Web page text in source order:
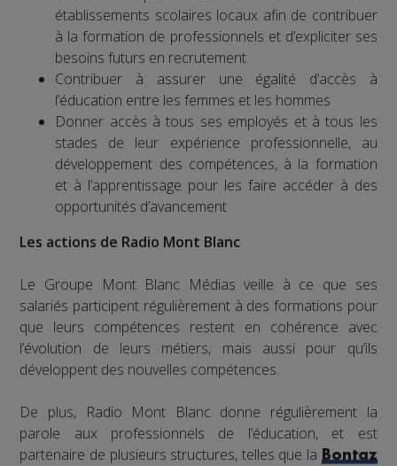
établissements scolaires locaux afin de contribuer
à la formation de professionnels et d’expliciter ses
besoins futurs en recrutement
Contribuer à assurer une égalité d’accès à
l’éducation entre les femmes et les hommes
Donner accès à tous ses employés et à tous les
stades de leur expérience professionnelle, au
développement des compétences, à la formation
et à l’apprentissage pour les faire accéder à des
opportunités d’avancement
Les actions de Radio Mont Blanc
Le Groupe Mont Blanc Médias veille à ce que ses
salariés participent régulièrement à des formations pour
que leurs compétences restent en cohérence avec
l’évolution de leurs métiers, mais aussi pour qu’ils
développent des nouvelles compétences.
De plus, Radio Mont Blanc donne régulièrement la
parole aux professionnels de l’éducation, et est
partenaire de plusieurs structures, telles que la Bontaz